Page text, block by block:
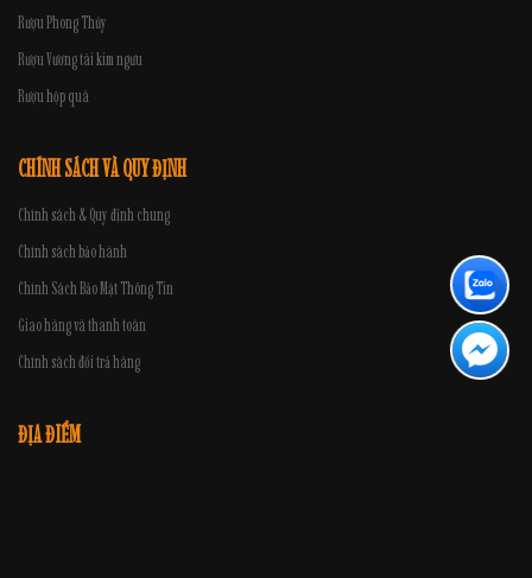
Rượu Phong Thủy
Rượu Vương tài kim ngưu
Rượu hộp quà
CHÍNH SÁCH VÀ QUY ĐỊNH
Chính sách & Quy định chung
Chính sách bảo hành
Chính Sách Bảo Mật Thông Tin
Giao hàng và thanh toán
Chính sách đổi trả hàng
ĐỊA ĐIỂM